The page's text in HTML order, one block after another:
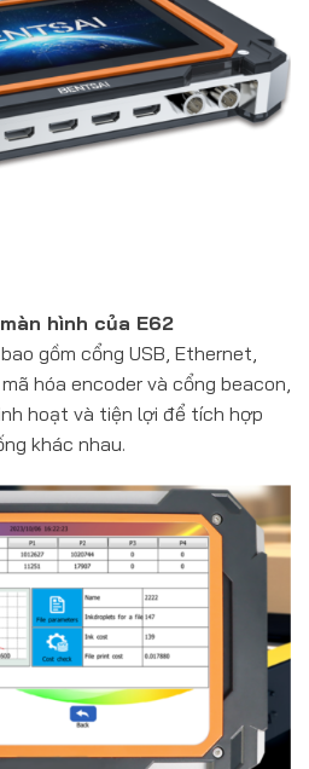
hình của E62
gồm cổng USB, Ethernet,
hóa encoder và cổng beacon,
hoạt và tiện lợi để tích hợp
khác nhau.